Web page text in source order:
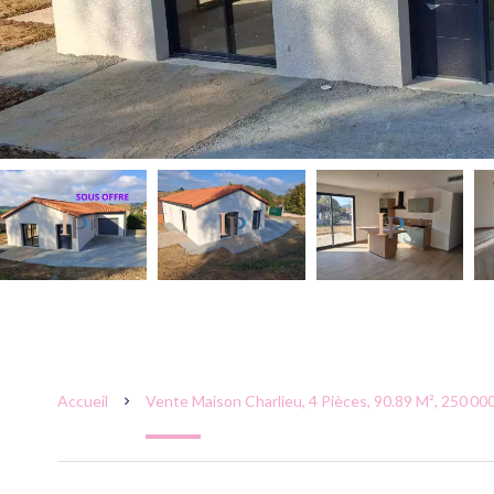
Accueil Vente Maison Charlieu, 4 Pièces, 90.89 M², 250